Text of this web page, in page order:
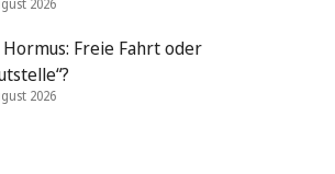
2026
Hormus: Freie Fahrt oder
2026